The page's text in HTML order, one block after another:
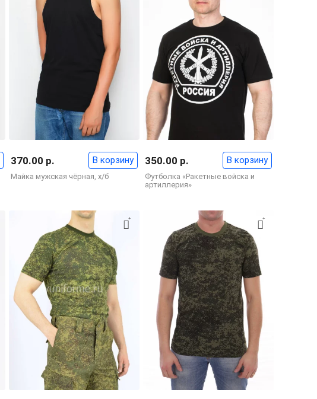
Майка мужская чёрная, х/б
370.00 р. В корзину
Футболка «Ракетные войска и
артиллерия»
350.00 р. В корзину